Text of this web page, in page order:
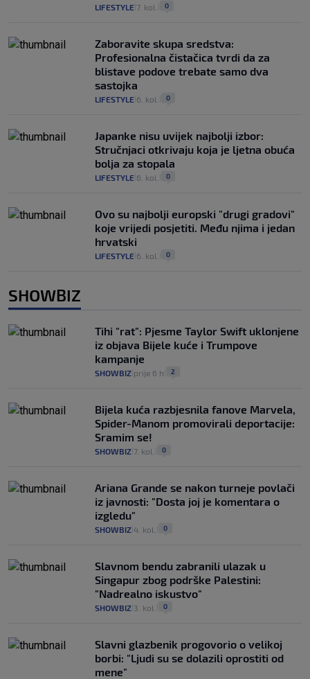
LIFESTYLE 7. kol. 0
Zaboravite skupa sredstva:
Profesionalna čistačica tvrdi da za
blistave podove trebate samo dva
sastojka
LIFESTYLE 6. kol. 0
Japanke nisu uvijek najbolji izbor:
Stručnjaci otkrivaju koja je ljetna obuća
bolja za stopala
LIFESTYLE 6. kol. 0
Ovo su najbolji europski "drugi gradovi"
koje vrijedi posjetiti. Među njima i jedan
hrvatski
LIFESTYLE 6. kol. 0
SHOWBIZ
Tihi "rat": Pjesme Taylor Swift uklonjene
iz objava Bijele kuće i Trumpove
kampanje
SHOWBIZ prije 6 h 2
Bijela kuća razbjesnila fanove Marvela,
Spider-Manom promovirali deportacije:
Sramim se!
SHOWBIZ 7. kol. 0
Ariana Grande se nakon turneje povlači
iz javnosti: "Dosta joj je komentara o
izgledu"
SHOWBIZ 4. kol. 0
Slavnom bendu zabranili ulazak u
Singapur zbog podrške Palestini:
"Nadrealno iskustvo"
SHOWBIZ 3. kol. 0
Slavni glazbenik progovorio o velikoj
borbi: "Ljudi su se dolazili oprostiti od
mene"